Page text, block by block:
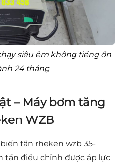
siêu êm không tiếng ồn
24 tháng
– Máy bơm tăng
WZB
tần rheken wzb 35-
tần điều chỉnh được áp lực